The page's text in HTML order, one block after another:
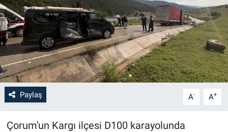
Paylaş A- A+
Çorum'un Kargı ilçesi D100 karayolunda